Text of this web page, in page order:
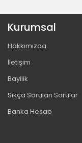
Kurumsal
Hakkımızda
İletişim
Bayilik
Sıkça Sorulan Sorular
Banka Hesap